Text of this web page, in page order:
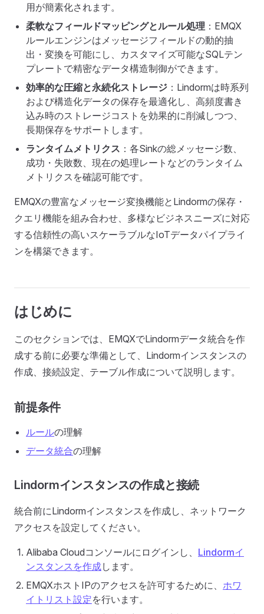
用が簡素化されます。
柔軟なフィールドマッピングとルール処理 ：EMQX
ルールエンジンはメッセージフィールドの動的抽
出・変換を可能にし、カスタマイズ可能なSQLテン
プレートで精密なデータ構造制御ができます。
効率的な圧縮と永続化ストレージ ：Lindormは時系列
および構造化データの保存を最適化し、高頻度書き
込み時のストレージコストを効果的に削減しつつ、
長期保存をサポートします。
ランタイムメトリクス ：各Sinkの総メッセージ数、
成功・失敗数、現在の処理レートなどのランタイム
メトリクスを確認可能です。
EMQXの豊富なメッセージ変換機能とLindormの保存・
クエリ機能を組み合わせ、多様なビジネスニーズに対応
する信頼性の高いスケーラブルなIoTデータパイプライ
ンを構築できます。
はじめに
このセクションでは、EMQXでLindormデータ統合を作
成する前に必要な準備として、Lindormインスタンスの
作成、接続設定、テーブル作成について説明します。
前提条件
ルールの理解
データ統合の理解
Lindormインスタンスの作成と接続
統合前にLindormインスタンスを作成し、ネットワーク
アクセスを設定してください。
Alibaba Cloudコンソールにログインし、 Lindormイ
ンスタンスを作成します。
EMQXホストIPのアクセスを許可するために、 ホワ
イトリスト設定を行います。